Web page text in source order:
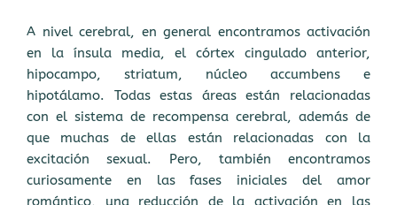
A nivel cerebral, en general encontramos activación
en la ínsula media, el córtex cingulado anterior,
hipocampo, striatum, núcleo accumbens e
hipotálamo. Todas estas áreas están relacionadas
con el sistema de recompensa cerebral, además de
que muchas de ellas están relacionadas con la
excitación sexual. Pero, también encontramos
curiosamente en las fases iniciales del amor